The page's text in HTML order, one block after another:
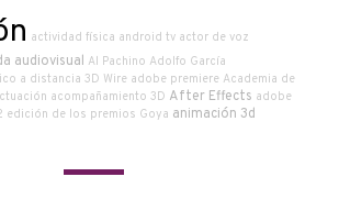
actividad física android tv actor de voz
audiovisual Al Pachino Adolfo García
a distancia 3D Wire adobe premiere Academia de
acompañamiento 3D After Effects adobe
edición de los premios Goya animación 3d